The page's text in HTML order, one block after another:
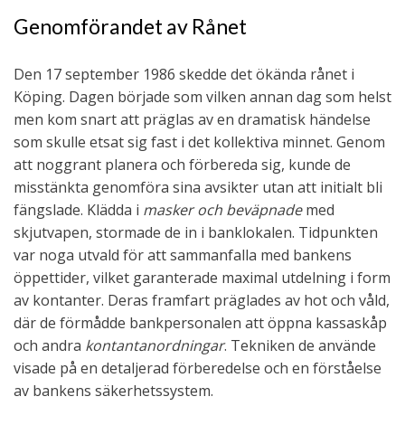
Genomförandet av Rånet
Den 17 september 1986 skedde det ökända rånet i
Köping. Dagen började som vilken annan dag som helst
men kom snart att präglas av en dramatisk händelse
som skulle etsat sig fast i det kollektiva minnet. Genom
att noggrant planera och förbereda sig, kunde de
misstänkta genomföra sina avsikter utan att initialt bli
fängslade. Klädda i masker och beväpnademed
skjutvapen, stormade de in i banklokalen. Tidpunkten
var noga utvald för att sammanfalla med bankens
öppettider, vilket garanterade maximal utdelning i form
av kontanter. Deras framfart präglades av hot och våld,
där de förmådde bankpersonalen att öppna kassaskåp
och andra kontantanordningar. Tekniken de använde
visade på en detaljerad förberedelse och en förståelse
av bankens säkerhetssystem.